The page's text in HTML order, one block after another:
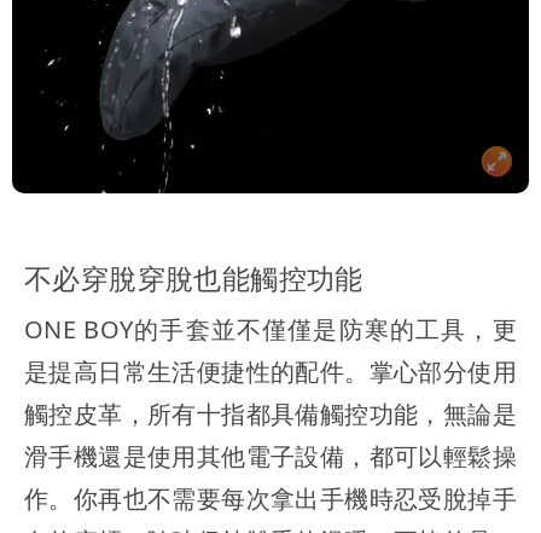
不必穿脫穿脫也能觸控功能
ONE BOY的手套並不僅僅是防寒的工具，更
是提高日常生活便捷性的配件。掌心部分使用
觸控皮革，所有十指都具備觸控功能，無論是
滑手機還是使用其他電子設備，都可以輕鬆操
作。你再也不需要每次拿出手機時忍受脫掉手